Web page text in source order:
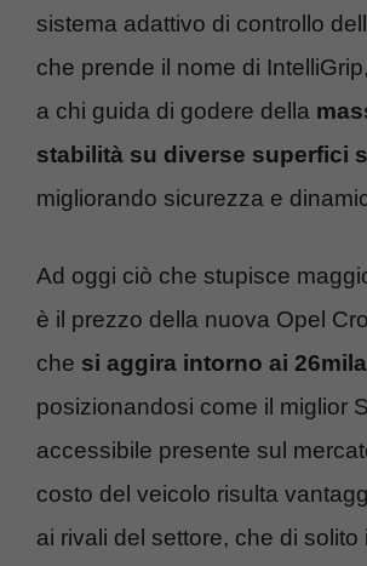
sistema adattivo di controllo
che prende il nome di
a chi guida di godere della
stabilità su diverse superfici
migliorando sicurezza e
Ad oggi ciò che stupisce
è il prezzo della nuova Opel
che si aggira intorno ai
posizionandosi come il miglior
accessibile presente sul
costo del veicolo risulta
ai rivali del settore, che di